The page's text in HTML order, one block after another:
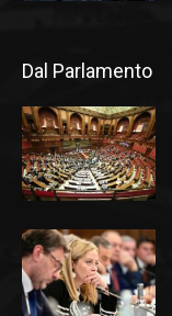
Dal Parlamento